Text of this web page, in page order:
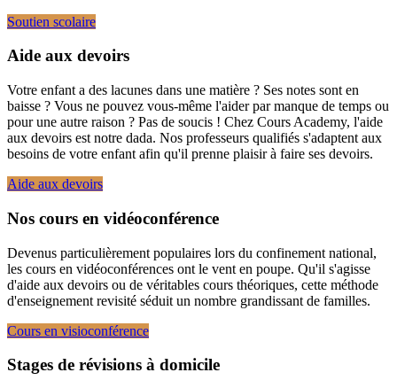
Soutien scolaire
Aide aux devoirs
Votre enfant a des lacunes dans une matière ? Ses notes sont en
baisse ? Vous ne pouvez vous-même l'aider par manque de temps ou
pour une autre raison ? Pas de soucis ! Chez Cours Academy, l'aide
aux devoirs est notre dada. Nos professeurs qualifiés s'adaptent aux
besoins de votre enfant afin qu'il prenne plaisir à faire ses devoirs.
Aide aux devoirs
Nos cours en vidéoconférence
Devenus particulièrement populaires lors du confinement national,
les cours en vidéoconférences ont le vent en poupe. Qu'il s'agisse
d'aide aux devoirs ou de véritables cours théoriques, cette méthode
d'enseignement revisité séduit un nombre grandissant de familles.
Cours en visioconférence
Stages de révisions à domicile